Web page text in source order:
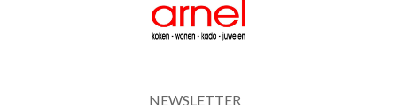
NEWSLETTER